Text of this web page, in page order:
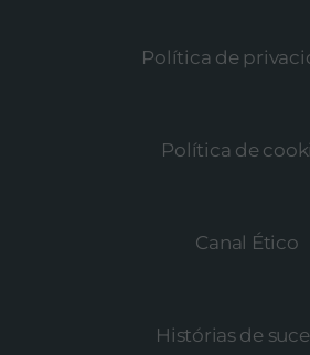
Política de
Política de
Canal Ético
Histórias de